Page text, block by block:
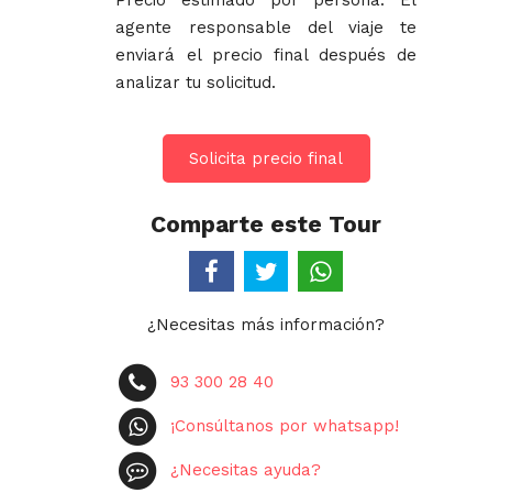
agente responsable del viaje te
enviará el precio final después de
analizar tu solicitud.
Solicita precio final
Comparte este Tour
¿Necesitas más información?
93 300 28 40
¡Consúltanos por whatsapp!
¿Necesitas ayuda?